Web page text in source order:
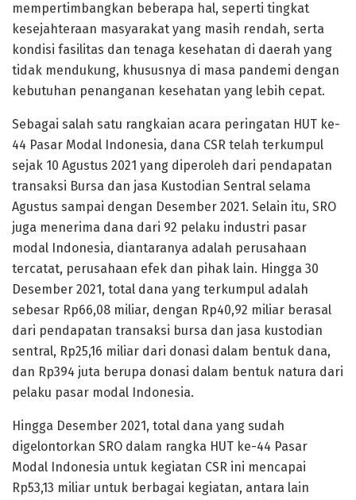
mempertimbangkan beberapa hal, seperti tingkat
kesejahteraan masyarakat yang masih rendah, serta
kondisi fasilitas dan tenaga kesehatan di daerah yang
tidak mendukung, khususnya di masa pandemi dengan
kebutuhan penanganan kesehatan yang lebih cepat.
Sebagai salah satu rangkaian acara peringatan HUT ke-
44 Pasar Modal Indonesia, dana CSR telah terkumpul
sejak 10 Agustus 2021 yang diperoleh dari pendapatan
transaksi Bursa dan jasa Kustodian Sentral selama
Agustus sampai dengan Desember 2021. Selain itu, SRO
juga menerima dana dari 92 pelaku industri pasar
modal Indonesia, diantaranya adalah perusahaan
tercatat, perusahaan efek dan pihak lain. Hingga 30
Desember 2021, total dana yang terkumpul adalah
sebesar Rp66,08 miliar, dengan Rp40,92 miliar berasal
dari pendapatan transaksi bursa dan jasa kustodian
sentral, Rp25,16 miliar dari donasi dalam bentuk dana,
dan Rp394 juta berupa donasi dalam bentuk natura dari
pelaku pasar modal Indonesia.
Hingga Desember 2021, total dana yang sudah
digelontorkan SRO dalam rangka HUT ke-44 Pasar
Modal Indonesia untuk kegiatan CSR ini mencapai
Rp53,13 miliar untuk berbagai kegiatan, antara lain